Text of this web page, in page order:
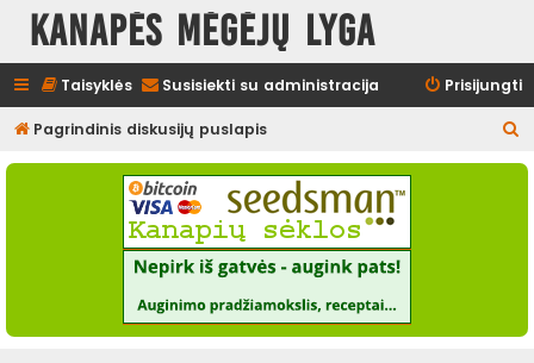
Kanapės mėgėjų lyga
Taisyklės Susisiekti su administracija Prisijungti
Pagrindinis diskusijų puslapis
e